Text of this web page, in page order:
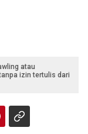
atau
izin tertulis dari